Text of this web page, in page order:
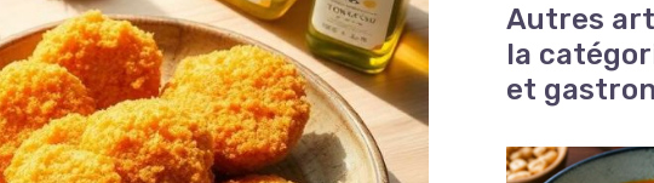
Autres
la
et